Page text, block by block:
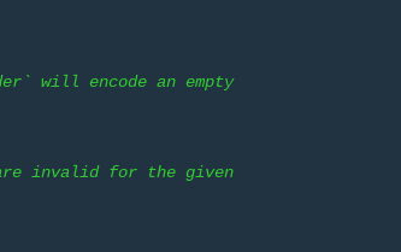
will encode an empty
invalid for the given